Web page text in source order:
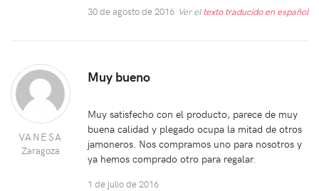
30 de agosto de 2016 Ver eltexto traducido en español
VANESA
Zaragoza
Muy bueno
Muy satisfecho con el producto, parece de muy
buena calidad y plegado ocupa la mitad de otros
jamoneros. Nos compramos uno para nosotros y
ya hemos comprado otro para regalar.
1 de julio de 2016